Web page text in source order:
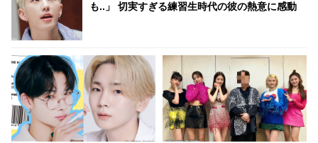
も..」 切実すぎる練習生時代の彼の熱意に感動